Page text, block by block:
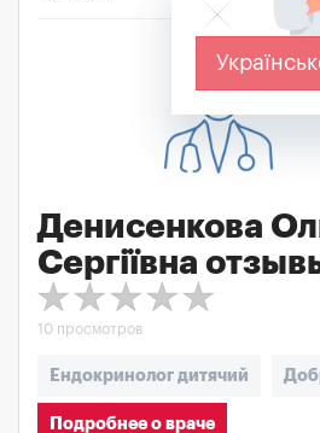
Денисенкова
Сергіївна
10 просмотров
Ендокринолог дитячий
Подробнее о враче